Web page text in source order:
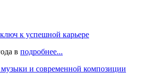
к успешной карьере
в подробнее...
и современной композиции